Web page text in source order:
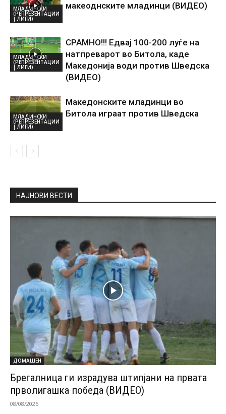
МЛАДИНСКИ
(РЕПРЕЗЕНТАЦИИ
| ЛИГИ)
макеоднските младинци (ВИДЕО)
МЛАДИНСКИ
(РЕПРЕЗЕНТАЦИИ
| ЛИГИ)
СРАМНО!!! Едвај 100-200 луѓе на
натпреварот во Битола, каде
Македонија води против Шведска
(ВИДЕО)
МЛАДИНСКИ
(РЕПРЕЗЕНТАЦИИ
| ЛИГИ)
Македонските младинци во
Битола играат против Шведска
НАЈНОВИ ВЕСТИ
ДОМАШЕН
Брегалница ги израдува штипјани на првата
прволигашка победа (ВИДЕО)
08/08/2026